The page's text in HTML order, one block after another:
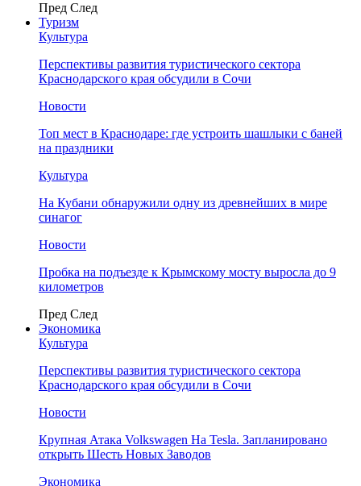
Пред След
Туризм
Культура
Перспективы развития туристического сектора
Краснодарского края обсудили в Сочи
Новости
Топ мест в Краснодаре: где устроить шашлыки с баней
на праздники
Культура
На Кубани обнаружили одну из древнейших в мире
синагог
Новости
Пробка на подъезде к Крымскому мосту выросла до 9
километров
Пред След
Экономика
Культура
Перспективы развития туристического сектора
Краснодарского края обсудили в Сочи
Новости
Крупная Атака Volkswagen На Tesla. Запланировано
открыть Шесть Новых Заводов
Экономика